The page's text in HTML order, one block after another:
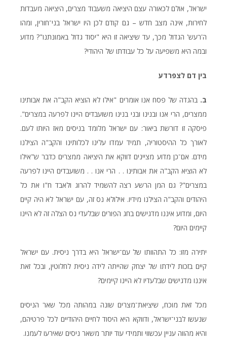
ישראל, אולם לכאורה עצם היציאה משעבוד מצרים, היציאה מעבדות
לחירות, אינה מצב חדש – גם קודם לכן היו ישראל בני־חורין, ומהו
ה'רעש' הגדול מכך, עד שיציאה זו היא "יסוד גדול באמונתנו"? מדוע
ובמה היא משפיעה על כל עבודתו של היהודי?
בין דם לצפרדע
ב. בהגדה של פסח אנו אומרים "אילו לא הוציא הקב"ה את אבותינו
ממצרים, הרי אנו ובנינו ובני בנינו משועבדים היינו לפרעה במצרים".
פיסקה זו דורשת ביאור: עם ישראל מלומד בניסים מאז היותו לעם.
לאורך כל ההיסטוריה, תמיד עמדו עלינו לכלותינו והקב"ה הצילנו
מידם. אם־כן מדוע מציינים דווקא את היציאה ממצרים כדבר ש"אילו
לא הוציא הקב"ה את אבותינו . . הרי אנו . . משועבדים היינו לפרעה
במצרים"? גם המן הרשע רצה להשמיד להרוג ולאבד ח"ו את כל
היהודים והקב"ה הצילנו מידיו. אילולא נס זה, עם ישראל לא היה קיים
היום, ומדוע איננו מדגישים בחג הפורים שבלעדי נס הצלה זה לא היינו
קיימים היום?
יתירה מזו: כל התהוותו של עם־ישראל היא בדרך ניסית. עם ישראל
קיים בזכות לידתו של יצחק שהייתה לידה ניסית לחלוטין, ובכל זאת
איננו מדגישים שבלעדיו לא היינו קיימים?
מכל זאת מוכח, שיציאת־מצרים שונה במהותה מכל שאר הניסים
שנעשו לבני־ישראל, ודווקא היא היסוד לחיים היהודיים לכל פרטיהם,
והיא מהווה עניין עכשווי ותמידי עוד יותר משאר ניסים שאירעו לעמנו.